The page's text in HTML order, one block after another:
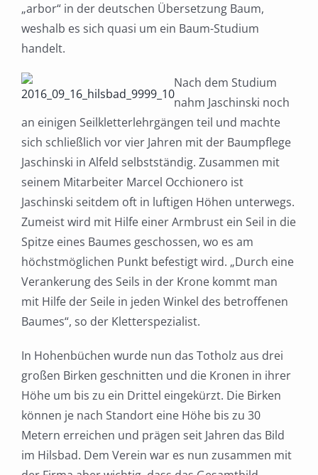
„arbor“ in der deutschen Übersetzung Baum,
weshalb es sich quasi um ein Baum-Studium
handelt.
Nach dem Studium
nahm Jaschinski noch
an einigen Seilkletterlehrgängen teil und machte
sich schließlich vor vier Jahren mit der Baumpflege
Jaschinski in Alfeld selbstständig. Zusammen mit
seinem Mitarbeiter Marcel Occhionero ist
Jaschinski seitdem oft in luftigen Höhen unterwegs.
Zumeist wird mit Hilfe einer Armbrust ein Seil in die
Spitze eines Baumes geschossen, wo es am
höchstmöglichen Punkt befestigt wird. „Durch eine
Verankerung des Seils in der Krone kommt man
mit Hilfe der Seile in jeden Winkel des betroffenen
Baumes“, so der Kletterspezialist.
In Hohenbüchen wurde nun das Totholz aus drei
großen Birken geschnitten und die Kronen in ihrer
Höhe um bis zu ein Drittel eingekürzt. Die Birken
können je nach Standort eine Höhe bis zu 30
Metern erreichen und prägen seit Jahren das Bild
im Hilsbad. Dem Verein war es nun zusammen mit